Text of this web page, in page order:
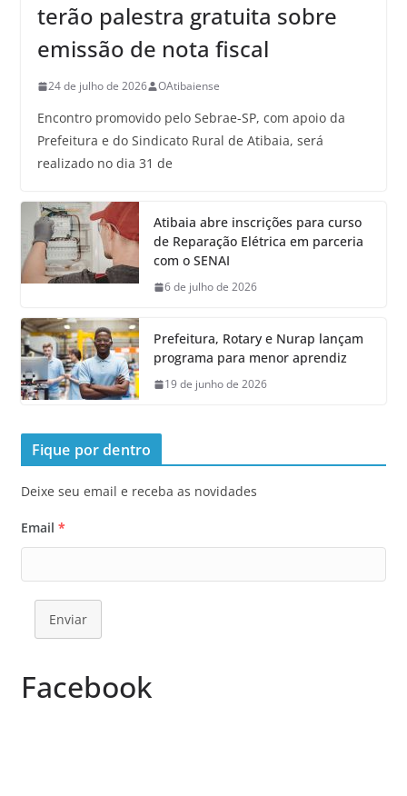
terão palestra gratuita sobre
emissão de nota fiscal
24 de julho de 2026 OAtibaiense
Encontro promovido pelo Sebrae-SP, com apoio da
Prefeitura e do Sindicato Rural de Atibaia, será
realizado no dia 31 de
Atibaia abre inscrições para curso
de Reparação Elétrica em parceria
com o SENAI
6 de julho de 2026
Prefeitura, Rotary e Nurap lançam
programa para menor aprendiz
19 de junho de 2026
Fique por dentro
Deixe seu email e receba as novidades
Email *
Enviar
Facebook